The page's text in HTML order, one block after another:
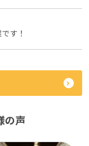
す！
の声